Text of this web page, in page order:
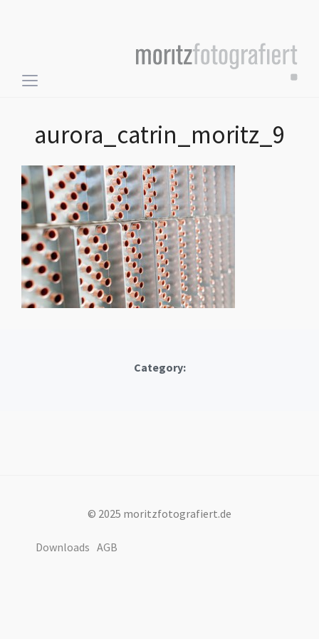
Toggle
navigation
aurora_catrin_moritz_9
Category:
© 2025 moritzfotografiert.de
Downloads AGB